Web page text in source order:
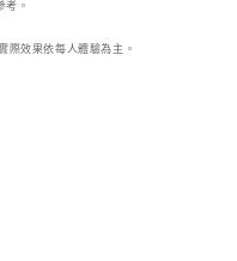
考。
際效果依每人體驗為主。